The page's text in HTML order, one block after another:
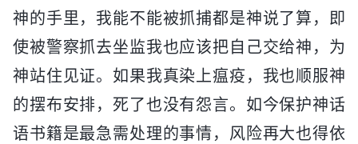
神的手里，我能不能被抓捕都是神说了算，即
使被警察抓去坐监我也应该把自己交给神，为
神站住见证。如果我真染上瘟疫，我也顺服神
的摆布安排，死了也没有怨言。如今保护神话
语书籍是最急需处理的事情，风险再大也得依